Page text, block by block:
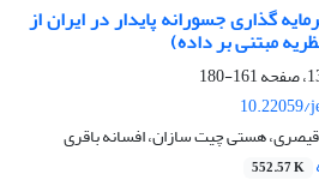
گذاری جسورانه پایدار در ایران از
مبتنی بر داده‏)
161-180
10.22059/
هستی چیت سازان، افسانه باقری
552.57 K